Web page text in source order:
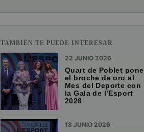
TAMBIÉN TE PUEDE INTERESAR
22 JUNIO 2026
Quart de Poblet pone
el broche de oro al
Mes del Deporte con
la Gala de l’Esport
2026
18 JUNIO 2026